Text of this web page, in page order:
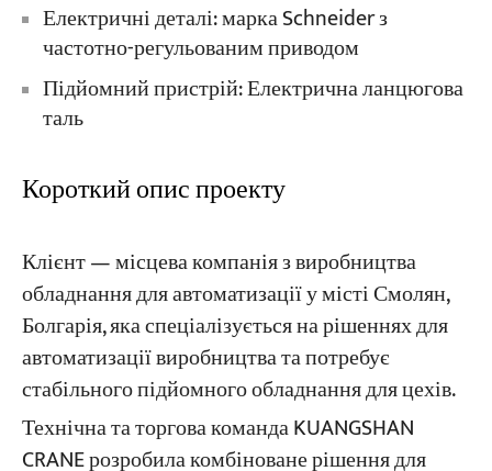
Електричні деталі: марка Schneider з
частотно-регульованим приводом
Підйомний пристрій: Електрична ланцюгова
таль
Короткий опис проекту
Клієнт — місцева компанія з виробництва
обладнання для автоматизації у місті Смолян,
Болгарія, яка спеціалізується на рішеннях для
автоматизації виробництва та потребує
стабільного підйомного обладнання для цехів.
Технічна та торгова команда KUANGSHAN
CRANE розробила комбіноване рішення для